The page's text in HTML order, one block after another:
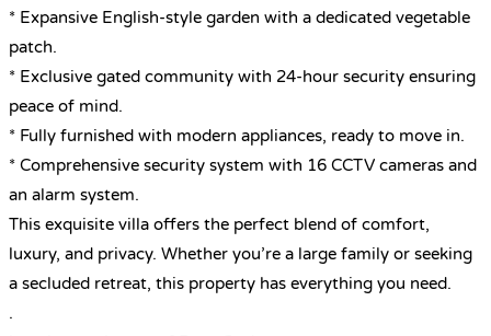
* Expansive English-style garden with a dedicated vegetable
patch.
* Exclusive gated community with 24-hour security ensuring
peace of mind.
* Fully furnished with modern appliances, ready to move in.
* Comprehensive security system with 16 CCTV cameras and
an alarm system.
This exquisite villa offers the perfect blend of comfort,
luxury, and privacy. Whether you’re a large family or seeking
a secluded retreat, this property has everything you need.
.